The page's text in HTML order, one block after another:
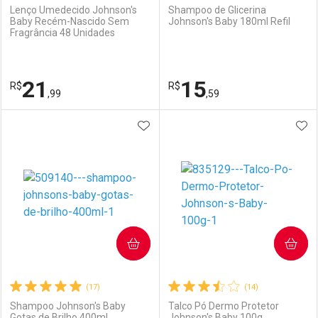
Ativar Desconto
Comprar sem Desconto
Por R$ 38,99/cada
Por R$ 38,99/cada
Comprar sem Desconto
Por R$ 31,99/cada
Por R$ 31,99/cada
Lenço Umedecido Johnson's
Baby Recém-Nascido Sem
Fragrância 48 Unidades
R$21 ,99
Laboratório
Por Menos
Shampoo de Glicerina
Johnson's Baby 180ml Refil
R$15,59
Laboratório
Por Menos
(17)
Shampoo Johnson's Baby
ADICIONAR AOS FAVORITOS
COMPRAR
(14)
Talco Pó Dermo Protetor
COMPRAR